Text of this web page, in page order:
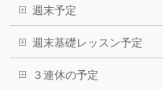
週末予定
週末基礎レッスン予定
３連休の予定